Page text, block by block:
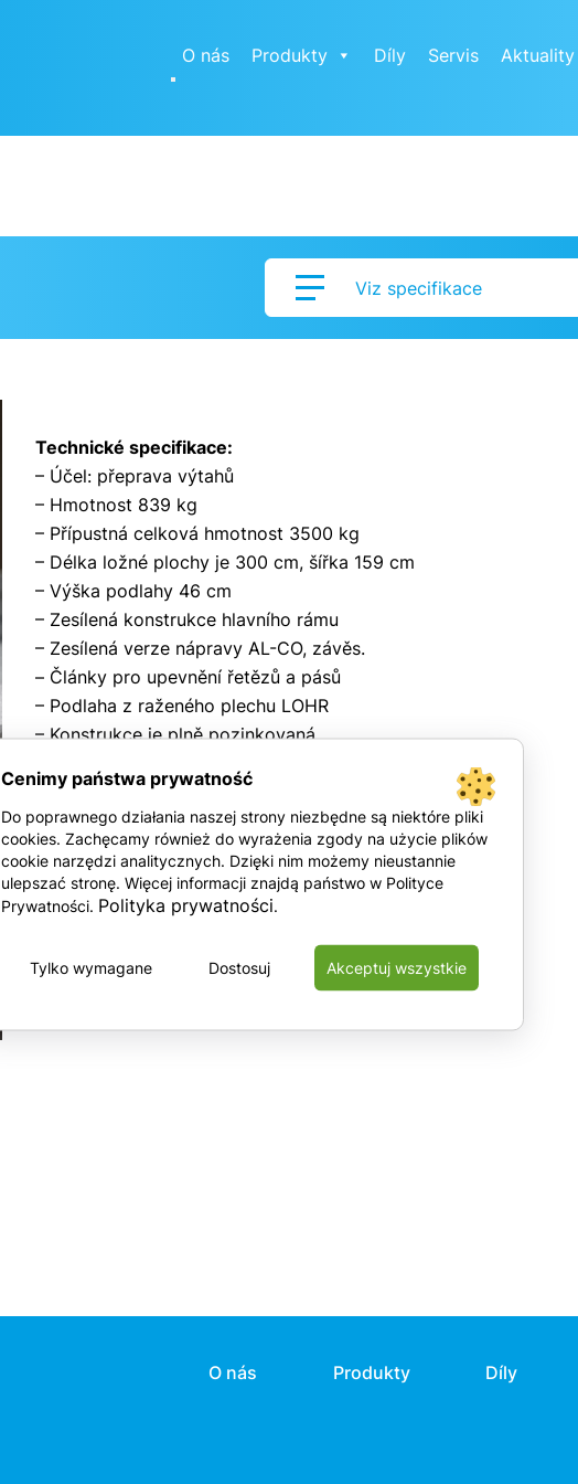
O nás Produkty Díly Servis Aktuality
Viz specifikace
Technické specifikace:
– Účel: přeprava výtahů
– Hmotnost 839 kg
– Přípustná celková hmotnost 3500 kg
– Délka ložné plochy je 300 cm, šířka 159 cm
– Výška podlahy 46 cm
– Zesílená konstrukce hlavního rámu
– Zesílená verze nápravy AL-CO, závěs.
– Články pro upevnění řetězů a pásů
– Podlaha z raženého plechu LOHR
– Konstrukce je plně pozinkovaná
O nás Produkty Díly
Cenimy państwa prywatność
Do poprawnego działania naszej strony niezbędne są niektóre pliki
cookies. Zachęcamy również do wyrażenia zgody na użycie plików
cookie narzędzi analitycznych. Dzięki nim możemy nieustannie
ulepszać stronę. Więcej informacji znajdą państwo w Polityce
Prywatności. Polityka prywatności
Dostosuj
Tylko wymagane Akceptuj wszystkie